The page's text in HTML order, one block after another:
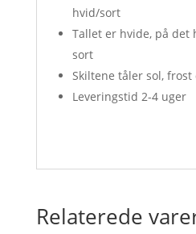
hvid/sort
Tallet er hvide, på det
sort
Skiltene tåler sol, frost
Leveringstid 2-4 uger
Relaterede